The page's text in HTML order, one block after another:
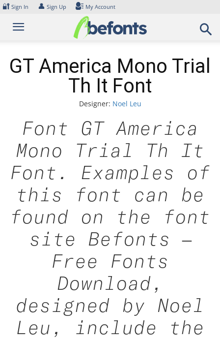
Skip
content
🔐 Sign In 👤 Sign Up My Account
GT America Mono Trial
Th It Font
Designer: Noel Leu
Font GT America
Mono Trial Th It
Font. Examples of
this font can be
found on the font
site Befonts –
Free Fonts
Download,
designed by Noel
Leu, include the